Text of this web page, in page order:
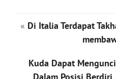
« Di Italia Terdapat
Kuda Dapat